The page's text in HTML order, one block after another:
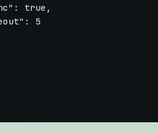
: true ,
:
5